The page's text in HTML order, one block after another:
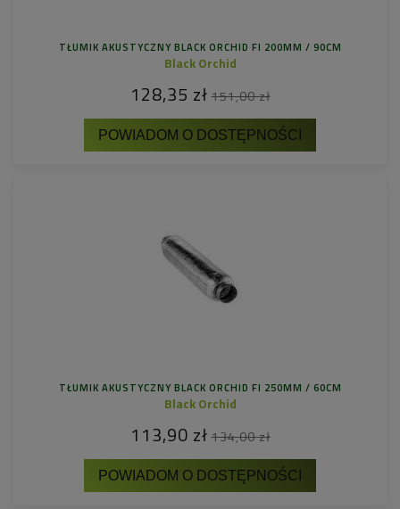
TŁUMIK AKUSTYCZNY BLACK ORCHID FI 200MM / 90CM
Black Orchid
128,35 zł 151,00 zł
POWIADOM O DOSTĘPNOŚCI
TŁUMIK AKUSTYCZNY BLACK ORCHID FI 250MM / 60CM
Black Orchid
113,90 zł 134,00 zł
POWIADOM O DOSTĘPNOŚCI